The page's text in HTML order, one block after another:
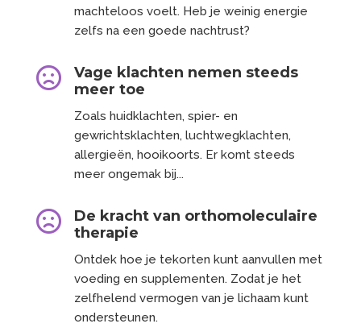
machteloos voelt. Heb je weinig energie
zelfs na een goede nachtrust?

Vage klachten nemen steeds
meer toe
Zoals huidklachten, spier- en
gewrichtsklachten, luchtwegklachten,
allergieën, hooikoorts. Er komt steeds
meer ongemak bij...

De kracht van orthomoleculaire
therapie
Ontdek hoe je tekorten kunt aanvullen met
voeding en supplementen. Zodat je het
zelfhelend vermogen van je lichaam kunt
ondersteunen.